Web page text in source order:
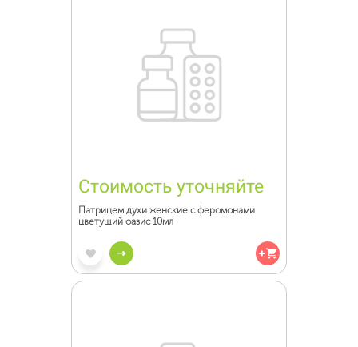
Стоимость уточняйте
Патрицем духи женские с феромонами
цветущий оазис 10мл